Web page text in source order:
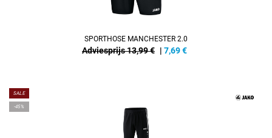
SPORTHOSE MANCHESTER 2.0
Adviesprijs 13,99 € | 7,69€
SALE
-45%